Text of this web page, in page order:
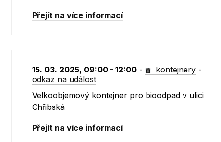
Přejít na více informací
15. 03. 2025, 09:00 - 12:00 - kontejnery -
odkaz na událost
Velkoobjemový kontejner pro bioodpad v ulici
Chřibská
Přejít na více informací